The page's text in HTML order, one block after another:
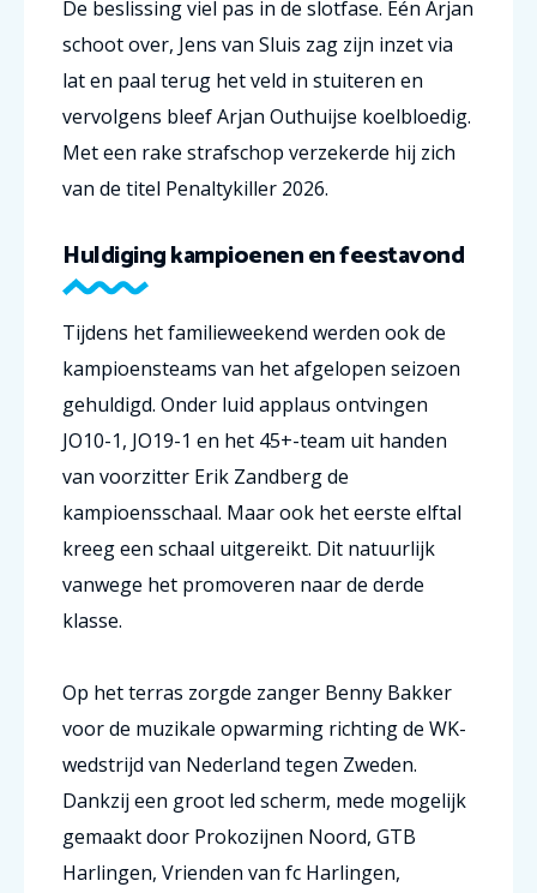
De beslissing viel pas in de slotfase. Eén Arjan
schoot over, Jens van Sluis zag zijn inzet via
lat en paal terug het veld in stuiteren en
vervolgens bleef Arjan Outhuijse koelbloedig.
Met een rake strafschop verzekerde hij zich
van de titel Penaltykiller 2026.
Huldiging kampioenen en feestavond
Tijdens het familieweekend werden ook de
kampioensteams van het afgelopen seizoen
gehuldigd. Onder luid applaus ontvingen
JO10-1, JO19-1 en het 45+-team uit handen
van voorzitter Erik Zandberg de
kampioensschaal. Maar ook het eerste elftal
kreeg een schaal uitgereikt. Dit natuurlijk
vanwege het promoveren naar de derde
klasse.
Op het terras zorgde zanger Benny Bakker
voor de muzikale opwarming richting de WK-
wedstrijd van Nederland tegen Zweden.
Dankzij een groot led scherm, mede mogelijk
gemaakt door Prokozijnen Noord, GTB
Harlingen, Vrienden van fc Harlingen,